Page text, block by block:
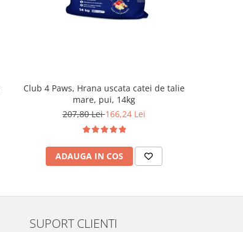
Club 4 Paws, Hrana uscata catei de talie
mare, pui, 14kg
207,80 Lei166,24 Lei
ADAUGA IN COS
SUPORT CLIENTI